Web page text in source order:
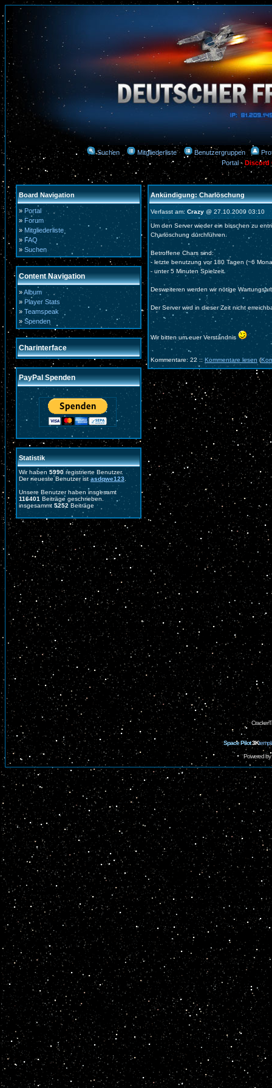
Suchen Mitgliederliste Benutzergruppen
Portal-Discord
Board Navigation
» Portal
» Forum
» Mitgliederliste
» FAQ
» Suchen
Content Navigation
»Album
» Player Stats
» Teamspeak
» Spenden
Charinterface
PayPal Spenden
Statistik
Wir haben 5990 registrierte Benutzer.
Der neueste Benutzer istasdqwe123
Unsere Benutzer haben insgesamt
116401 Beiträge geschrieben.
insgesammt 5252 Beiträge
Ankündigung: Charlöschung
Verfasst am: Crazy @ 27.10.2009 03:10
Um den Server wieder ein bisschen zu
Charlöschung durchführen.
Betroffene Chars sind:
- letzte benutzung vor 180 Tagen (~6
- unter 5 Minuten Spielzeit
Desweiteren werden wir nötige
Der Server wird in dieser Zeit nicht
Wir bitten um euer Verständnis
Kommentare: 22 :: Kommentare lesen (
Space Pilot3K
Powered by